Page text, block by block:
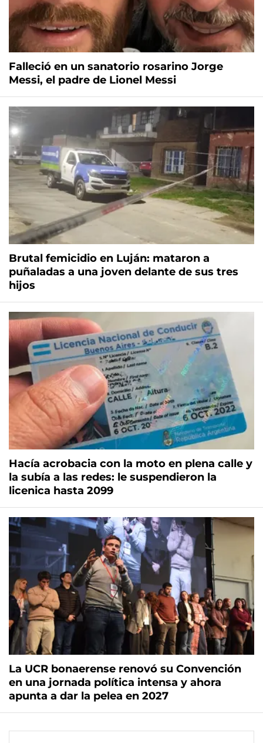
Falleció en un sanatorio rosarino Jorge
Messi, el padre de Lionel Messi
Brutal femicidio en Luján: mataron a
puñaladas a una joven delante de sus tres
hijos
Hacía acrobacia con la moto en plena calle y
la subía a las redes: le suspendieron la
licenica hasta 2099
La UCR bonaerense renovó su Convención
en una jornada política intensa y ahora
apunta a dar la pelea en 2027